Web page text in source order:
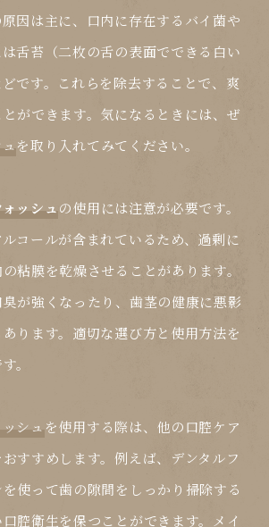
因は主に、口内に存在するバイ菌や
舌苔（二枚の舌の表面でできる白い
です。これらを除去することで、爽
ができます。気になるときには、ぜ
を取り入れてみてください。
ッシュの使用には注意が必要です。
コールが含まれているため、過剰に
粘膜を乾燥させることがあります。
が強くなったり、歯茎の健康に悪影
ります。適切な選び方と使用方法を
。
シュ を使用する際は、他の口腔ケア
すすめします。例えば、デンタルフ
使って歯の隙間をしっかり掃除する
腔衛生を保つことができます。メイ